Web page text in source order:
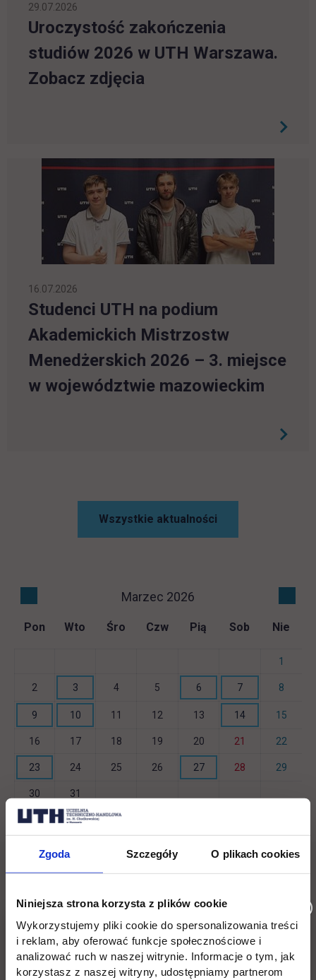
Zgoda Szczegóły O plikach cookies
Niniejsza strona korzysta z plików cookie
Wykorzystujemy pliki cookie do spersonalizowania treści
i reklam, aby oferować funkcje społecznościowe i
analizować ruch w naszej witrynie. Informacje o tym, jak
korzystasz z naszej witryny, udostępniamy partnerom
29.07.2026
Uroczystość zakończenia
studiów 2026 w UTH Warszawa.
Zobacz zdjęcia
16.07.2026
Studenci UTH na podium
Akademickich Mistrzostw
Menedżerskich 2026 – 3. miejsce
w województwie mazowieckim
Wszystkie aktualności
KALENDARZ
Poprzedni miesiąc: Luty 2026
Marzec 2026
Pon Wto Śro Czw Pią Sob Nie
1
2 3 4 5 6 7 8
9 10 11 12 13 14 15
16 17 18 19 20 21 22
23 24 25 26 27 28 29
30 31
Social & media UTH
Zobacz, co u nas słychać
Filter network: